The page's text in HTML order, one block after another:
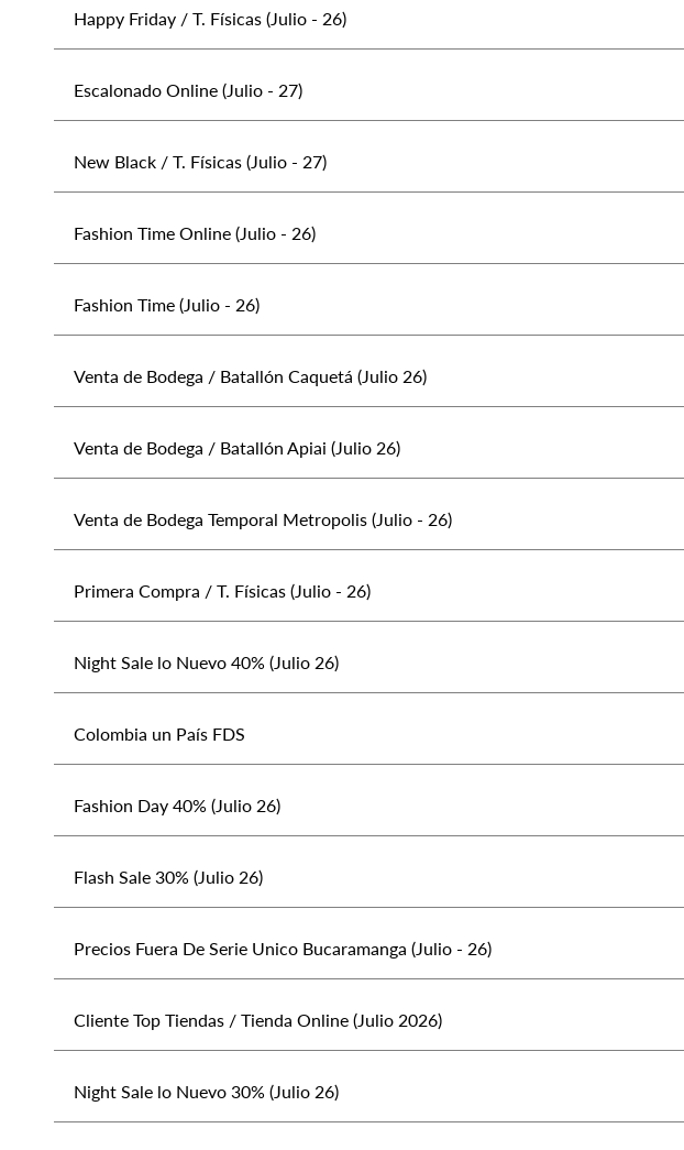
Happy Friday / T. Físicas (Julio - 26)
Escalonado Online (Julio - 27)
New Black / T. Físicas (Julio - 27)
Fashion Time Online (Julio - 26)
Fashion Time (Julio - 26)
Venta de Bodega / Batallón Caquetá (Julio 26)
Venta de Bodega / Batallón Apiai (Julio 26)
Venta de Bodega Temporal Metropolis (Julio - 26)
Primera Compra / T. Físicas (Julio - 26)
Night Sale lo Nuevo 40% (Julio 26)
Colombia un País FDS
Fashion Day 40% (Julio 26)
Flash Sale 30% (Julio 26)
Precios Fuera De Serie Unico Bucaramanga (Julio - 26)
Cliente Top Tiendas / Tienda Online (Julio 2026)
Night Sale lo Nuevo 30% (Julio 26)